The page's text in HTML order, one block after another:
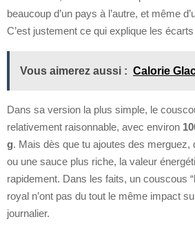
beaucoup d’un pays à l’autre, et même
C’est justement ce qui explique les
Vous aimerez aussi : Calorie
Dans sa version la plus simple, le
relativement raisonnable, avec environ
g. Mais dès que tu ajoutes des merguez,
ou une sauce plus riche, la valeur
rapidement. Dans les faits, un couscous
royal n’ont pas du tout le même impact
journalier.